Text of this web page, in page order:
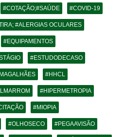
#COTAÇÃO;#SAÚDE #COVID-19
#ALERGIAS OCULARES
#EQUIPAMENTOS
#ESTUDODECASO
#HHCL
#HIPERMETROPIA
#MIOPIA
#OLHOSECO #PEGAAVISÃO